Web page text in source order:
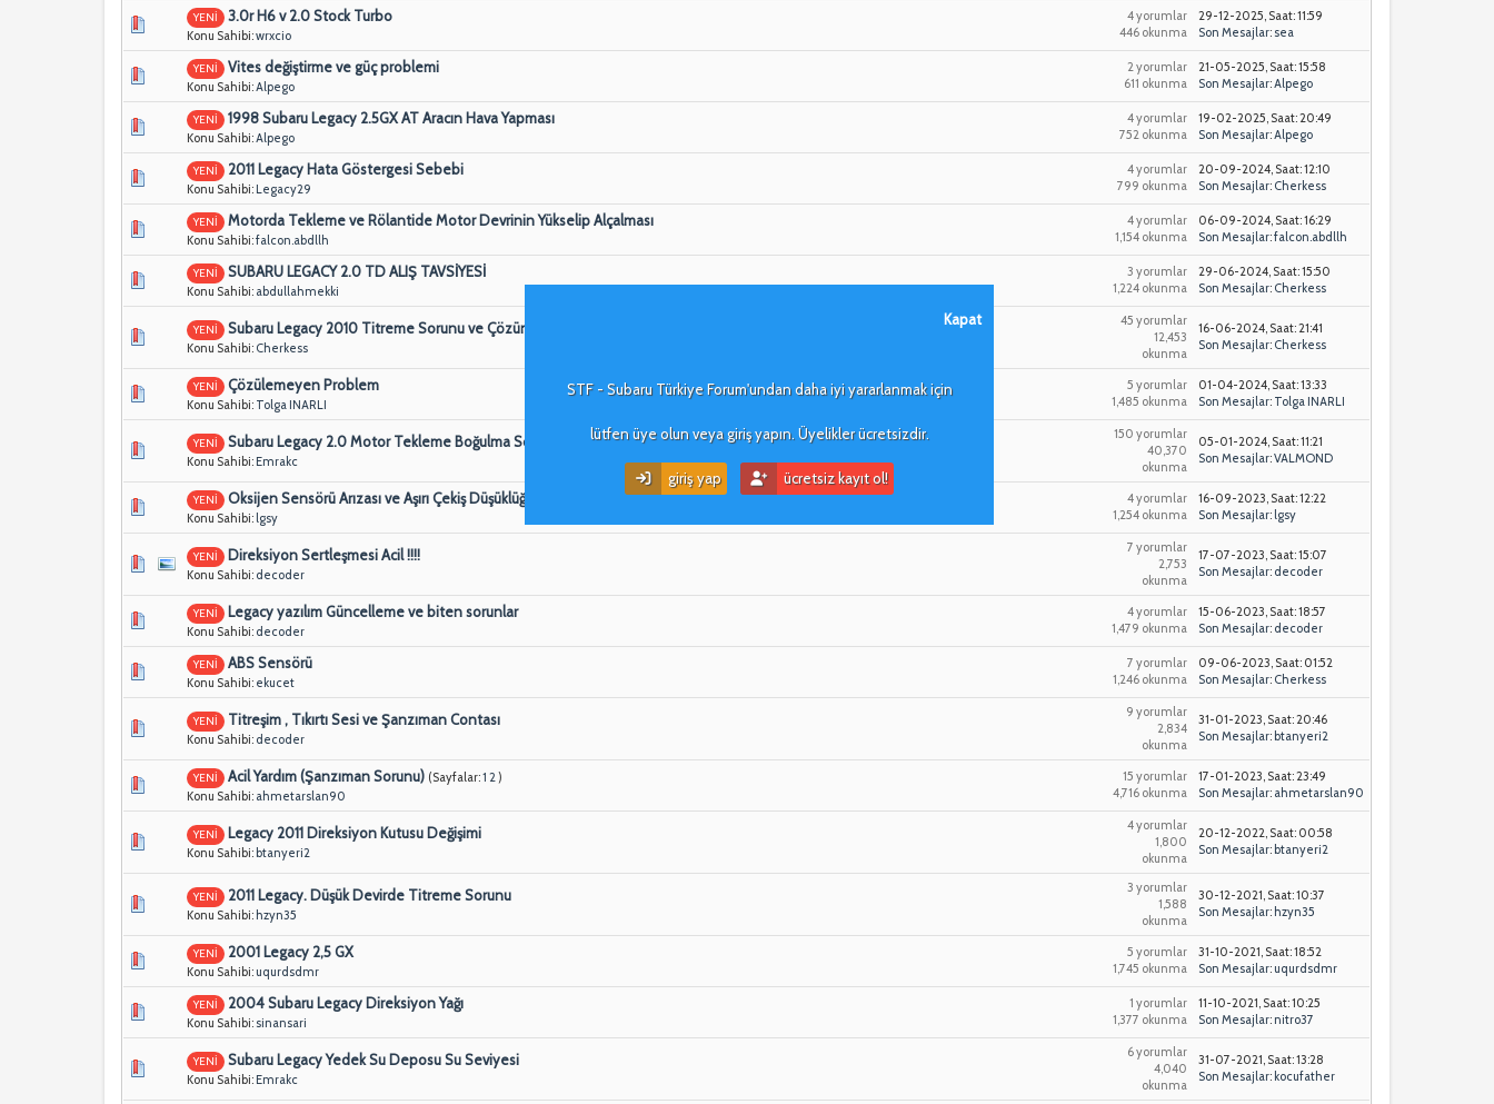
Kapat
STF - Subaru Türkiye Forum'undan daha iyi yararlanmak için
lütfen üye olun veya giriş yapın. Üyelikler ücretsizdir.
giriş yap ücretsiz kayıt ol!
YENİ 3.0r H6 v 2.0 Stock Turbo
Konu Sahibi:wrxcio
4 yorumlar
446 okunma
29-12-2025, Saat: 11:59
Son Mesajlar: sea
YENİ Vites değiştirme ve güç problemi
Konu Sahibi:Alpego
2 yorumlar
611 okunma
21-05-2025, Saat: 15:58
Son Mesajlar:Alpego
YENİ 1998 Subaru Legacy 2.5GX AT Aracın Hava Yapması
Konu Sahibi:Alpego
4 yorumlar
752 okunma
19-02-2025, Saat: 20:49
Son Mesajlar:Alpego
YENİ 2011 Legacy Hata Göstergesi Sebebi
Konu Sahibi: Legacy29
4 yorumlar
799 okunma
20-09-2024, Saat: 12:10
Son Mesajlar: Cherkess
YENİ Motorda Tekleme ve Rölantide Motor Devrinin Yükselip Alçalması
Konu Sahibi:falcon.abdllh
4 yorumlar
1,154 okunma
06-09-2024, Saat: 16:29
Son Mesajlar:falcon.abdllh
YENİ SUBARU LEGACY 2.0 TD ALIŞ TAVSİYESİ
Konu Sahibi: abdullahmekki
3 yorumlar
1,224 okunma
29-06-2024, Saat: 15:50
Son Mesajlar: Cherkess
YENİ Subaru Legacy 2010 Titreme Sorunu ve Çözümü ( 3,5 Yıllık Macera )
Konu Sahibi: Cherkess
45 yorumlar
12,453
okunma
16-06-2024, Saat: 21:41
Son Mesajlar: Cherkess
YENİ Çözülemeyen Problem
Konu Sahibi: Tolga INARLI
5 yorumlar
1,485 okunma
01-04-2024, Saat: 13:33
Son Mesajlar: Tolga INARLI
YENİ Subaru Legacy 2.0 Motor Tekleme Boğulma Sorunu (Sayfalar:1...16)
Konu Sahibi: Emrakc
150 yorumlar
40,370
okunma
05-01-2024, Saat: 11:21
Son Mesajlar:VALMOND
YENİ Oksijen Sensörü Arızası ve Aşırı Çekiş Düşüklüğü
Konu Sahibi: lgsy
4 yorumlar
1,254 okunma
16-09-2023, Saat: 12:22
Son Mesajlar: lgsy
YENİ Direksiyon Sertleşmesi Acil !!!!
Konu Sahibi: decoder
7 yorumlar
2,753
okunma
17-07-2023, Saat: 15:07
Son Mesajlar: decoder
YENİ Legacy yazılım Güncelleme ve biten sorunlar
Konu Sahibi: decoder
4 yorumlar
1,479 okunma
15-06-2023, Saat: 18:57
Son Mesajlar: decoder
YENİ ABS Sensörü
Konu Sahibi: ekucet
7 yorumlar
1,246 okunma
09-06-2023, Saat: 01:52
Son Mesajlar: Cherkess
YENİ Titreşim , Tıkırtı Sesi ve Şanzıman Contası
Konu Sahibi: decoder
9 yorumlar
2,834
okunma
31-01-2023, Saat: 20:46
Son Mesajlar: btanyeri2
YENİ Acil Yardım (Şanzıman Sorunu) (Sayfalar:1 2 )
Konu Sahibi: ahmetarslan90
15 yorumlar
4,716 okunma
17-01-2023, Saat: 23:49
Son Mesajlar: ahmetarslan90
YENİ Legacy 2011 Direksiyon Kutusu Değişimi
Konu Sahibi: btanyeri2
4 yorumlar
1,800
okunma
20-12-2022, Saat: 00:58
Son Mesajlar: btanyeri2
YENİ 2011 Legacy. Düşük Devirde Titreme Sorunu
Konu Sahibi: hzyn35
3 yorumlar
1,588
okunma
30-12-2021, Saat: 10:37
Son Mesajlar: hzyn35
YENİ 2001 Legacy 2,5 GX
Konu Sahibi: uqurdsdmr
5 yorumlar
1,745 okunma
31-10-2021, Saat: 18:52
Son Mesajlar: uqurdsdmr
YENİ 2004 Subaru Legacy Direksiyon Yağı
Konu Sahibi: sinansari
1 yorumlar
1,377 okunma
11-10-2021, Saat: 10:25
Son Mesajlar: nitro37
YENİ Subaru Legacy Yedek Su Deposu Su Seviyesi
Konu Sahibi: Emrakc
6 yorumlar
4,040
okunma
31-07-2021, Saat: 13:28
Son Mesajlar: kocufather